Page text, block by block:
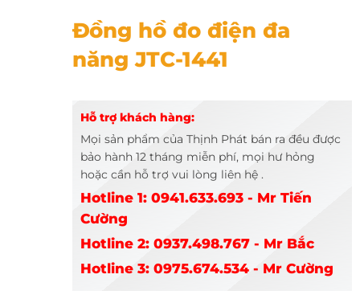
Đồng hồ đo điện đa
năng JTC-1441
Hỗ trợ khách hàng:
Mọi sản phẩm của Thịnh Phát bán ra đều được
bảo hành 12 tháng miễn phí, mọi hư hỏng
hoặc cần hỗ trợ vui lòng liên hệ .
Hotline 1: 0941.633.693 - Mr Tiến
Cường
Hotline 2: 0937.498.767 - Mr Bắc
Hotline 3: 0975.674.534 - Mr Cường